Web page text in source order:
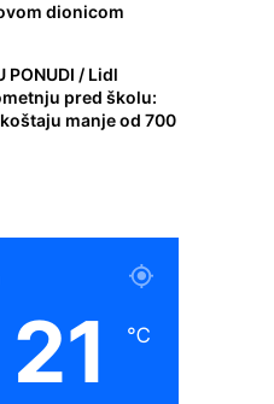
dionicom
PONUDI / Lidl
pred školu:
manje od 700
21 ℃